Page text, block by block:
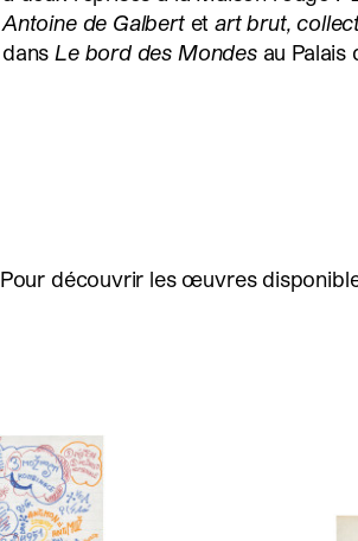
Antoine de Galbertetart brut,
dans Le bord des Mondesau Palais
Pour découvrir les œuvres